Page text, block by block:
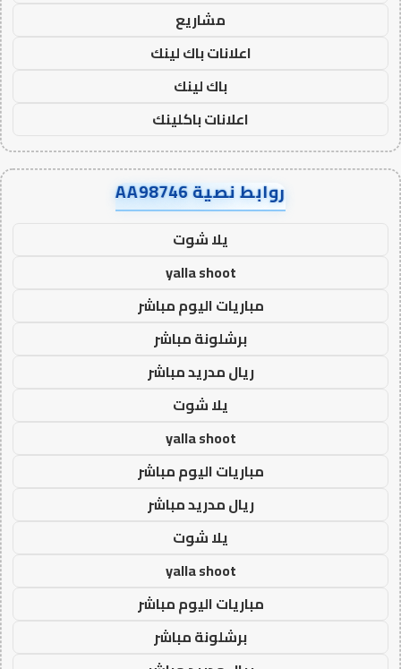
مشاريع
اعلانات باك لينك
باك لينك
اعلانات باكلينك
روابط نصية AA98746
يلا شوت
yalla shoot
مباريات اليوم مباشر
برشلونة مباشر
ريال مدريد مباشر
يلا شوت
yalla shoot
مباريات اليوم مباشر
ريال مدريد مباشر
يلا شوت
yalla shoot
مباريات اليوم مباشر
برشلونة مباشر